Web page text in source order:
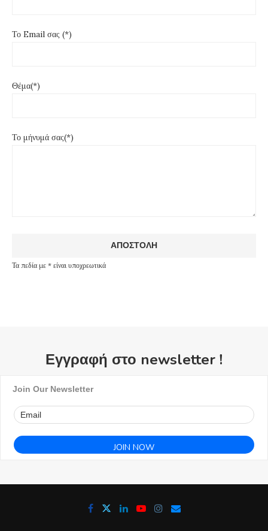
Το Email σας (*)
Θέμα(*)
Το μήνυμά σας(*)
Τα πεδία με * είναι υποχρεωτικά
Εγγραφή στο newsletter !
Join Our Newsletter